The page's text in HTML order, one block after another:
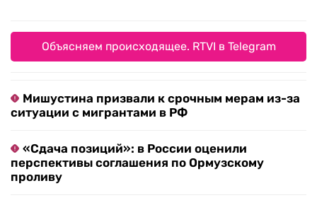
Объясняем происходящее. RTVI в Telegram
Мишустина призвали к срочным мерам из-за
ситуации с мигрантами в РФ
«Сдача позиций»: в России оценили
перспективы соглашения по Ормузскому
проливу